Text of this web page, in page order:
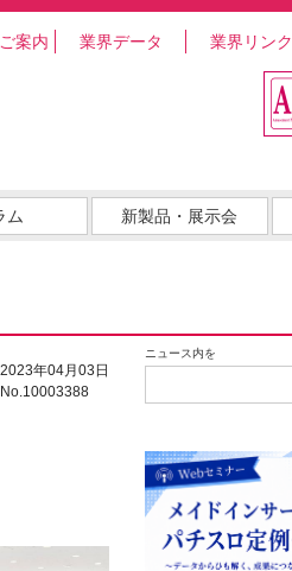
案内 業界データ 業界リンク
ム 新製品・展示会
ニュース内を
2023年04月03日
No.10003388